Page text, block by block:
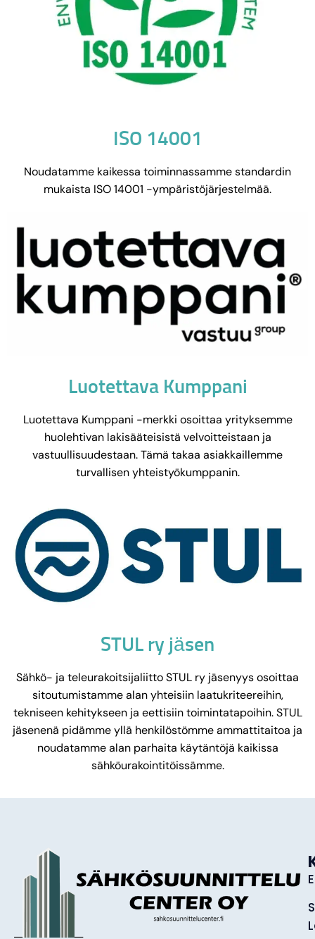
ISO 14001
Noudatamme kaikessa toiminnassamme standardin
mukaista ISO 14001 -ympäristöjärjestelmää.
Luotettava Kumppani
Luotettava Kumppani -merkki osoittaa yrityksemme
huolehtivan lakisääteisistä velvoitteistaan ja
vastuullisuudestaan. Tämä takaa asiakkaillemme
turvallisen yhteistyökumppanin.
STUL ry jäsen
Sähkö- ja teleurakoitsijaliitto STUL ry jäsenyys osoittaa
sitoutumistamme alan yhteisiin laatukriteereihin,
tekniseen kehitykseen ja eettisiin toimintatapoihin. STUL
jäsenenä pidämme yllä henkilöstömme ammattitaitoa ja
noudatamme alan parhaita käytäntöjä kaikissa
sähköurakointitöissämme.